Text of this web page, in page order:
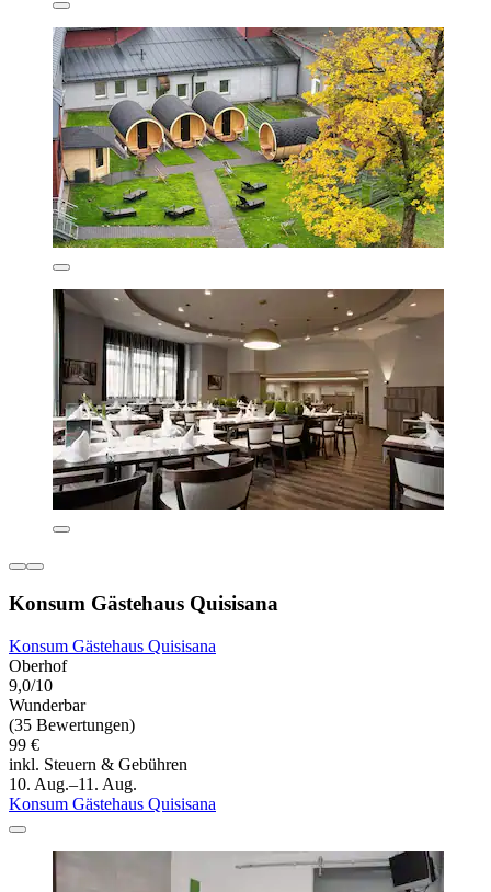
Konsum Gästehaus Quisisana
Konsum Gästehaus Quisisana
Oberhof
9,0/10
Wunderbar
(35 Bewertungen)
99 €
inkl. Steuern & Gebühren
10. Aug.–11. Aug.
Konsum Gästehaus Quisisana